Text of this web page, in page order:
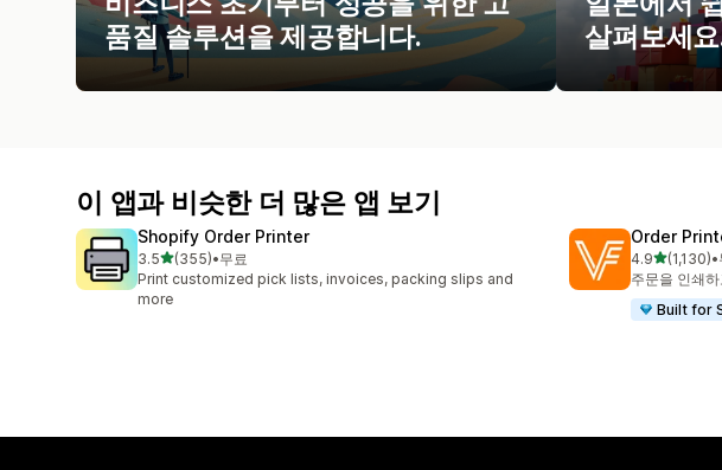
품질 솔루션을 제공합니다.
살펴보세
이 앱과 비슷한 더 많은 앱 보기
Shopify Order Printer
3.5별 5개 중
(355)
총 리뷰 355개
•무료
Print customized pick lists, invoices, packing slips and
more
Order
4.9별 5개 중
(1,130)
총 리뷰 1130•
주문을 인쇄
Built for